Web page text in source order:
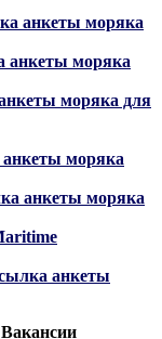
анкеты моряка
анкеты моряка
моряка для
моряка
анкеты моряка
анкеты